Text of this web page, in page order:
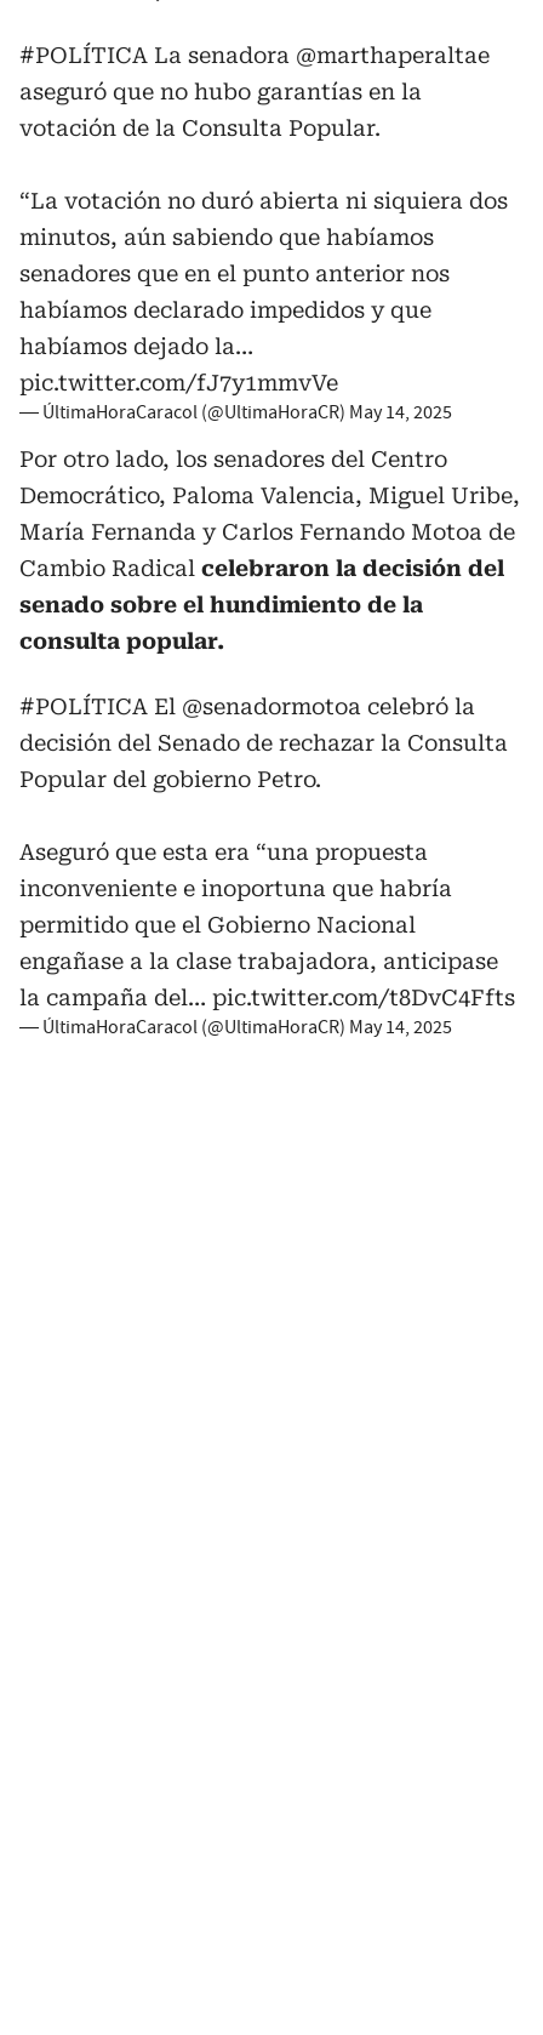
#POLÍTICA La senadora @marthaperaltae
aseguró que no hubo garantías en la
votación de la Consulta Popular.
“La votación no duró abierta ni siquiera dos
minutos, aún sabiendo que habíamos
senadores que en el punto anterior nos
habíamos declarado impedidos y que
habíamos dejado la…
pic.twitter.com/fJ7y1mmvVe
— ÚltimaHoraCaracol (@UltimaHoraCR) May 14, 2025
Por otro lado, los senadores del Centro
Democrático, Paloma Valencia, Miguel Uribe,
María Fernanda y Carlos Fernando Motoa de
Cambio Radical celebraron la decisión del
senado sobre el hundimiento de la
consulta popular.
#POLÍTICA El @senadormotoa celebró la
decisión del Senado de rechazar la Consulta
Popular del gobierno Petro.
Aseguró que esta era “una propuesta
inconveniente e inoportuna que habría
permitido que el Gobierno Nacional
engañase a la clase trabajadora, anticipase
la campaña del… pic.twitter.com/t8DvC4Ffts
— ÚltimaHoraCaracol (@UltimaHoraCR) May 14, 2025